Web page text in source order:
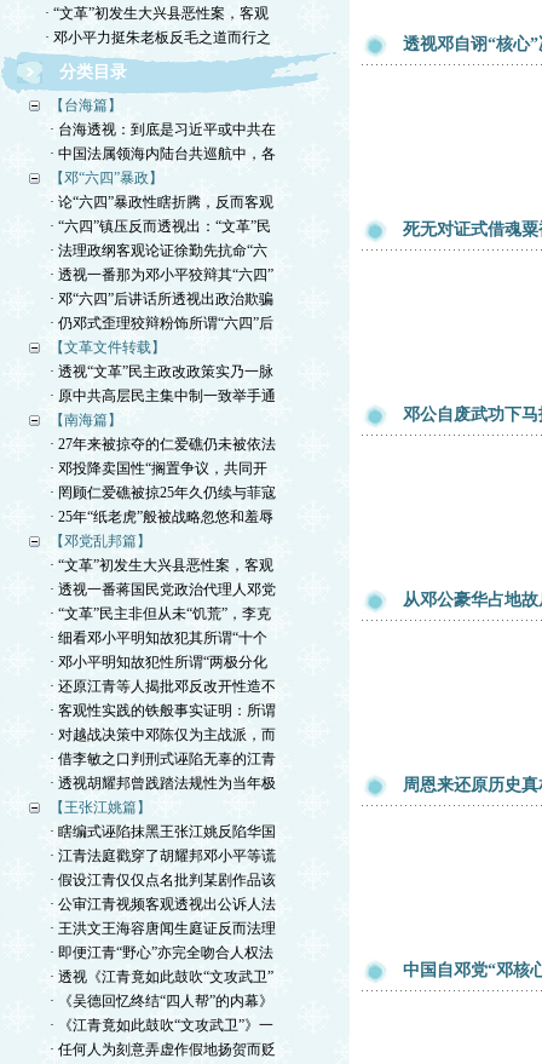
· “文革”初发生大兴县恶性案，客观
· 邓小平力挺朱老板反毛之道而行之
分类目录
【台海篇】
· 台海透视：到底是习近平或中共在
· 中国法属领海内陆台共巡航中，各
【邓“六四”暴政】
· 论“六四”暴政性瞎折腾，反而客观
· “六四”镇压反而透视出：“文革”民
· 法理政纲客观论证徐勤先抗命“六
· 透视一番那为邓小平狡辩其“六四”
· 邓“六四”后讲话所透视出政治欺骗
· 仍邓式歪理狡辩粉饰所谓“六四”后
【文革文件转载】
· 透视“文革”民主政改政策实乃一脉
· 原中共高层民主集中制一致举手通
【南海篇】
· 27年来被掠夺的仁爱礁仍未被依法
· 邓投降卖国性“搁置争议，共同开
· 罔顾仁爱礁被掠25年久仍续与菲寇
· 25年“纸老虎”般被战略忽悠和羞辱
【邓党乱邦篇】
· “文革”初发生大兴县恶性案，客观
· 透视一番蒋国民党政治代理人邓党
· “文革”民主非但从未“饥荒”，李克
· 细看邓小平明知故犯其所谓“十个
· 邓小平明知故犯性所谓“两极分化
· 还原江青等人揭批邓反改开性造不
· 客观性实践的铁般事实证明：所谓
· 对越战决策中邓陈仅为主战派，而
· 借李敏之口判刑式诬陷无辜的江青
· 透视胡耀邦曾践踏法规性为当年极
【王张江姚篇】
· 瞎编式诬陷抹黑王张江姚反陷华国
· 江青法庭戳穿了胡耀邦邓小平等谎
· 假设江青仅仅点名批判某剧作品该
· 公审江青视频客观透视出公诉人法
· 王洪文王海容唐闻生庭证反而法理
· 即便江青“野心”亦完全吻合人权法
· 透视《江青竟如此鼓吹“文攻武卫”
· 《吴德回忆终结“四人帮”的内幕》
· 《江青竟如此鼓吹“文攻武卫”》一
· 任何人为刻意弄虚作假地扬贺而贬
透视邓自诩“核心
死无对证式借魂
邓公自废武功下
从邓公豪华占地
周恩来还原历史
中国自邓党“邓核